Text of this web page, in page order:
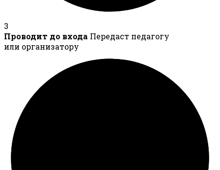
3
Проводит до входа Передаст педагогу
или организатору